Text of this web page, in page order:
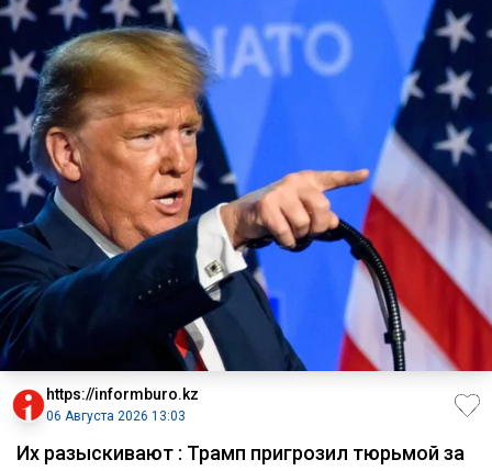
https://informburo.kz
06 Августа 2026 13:03
Их разыскивают : Трамп пригрозил тюрьмой за